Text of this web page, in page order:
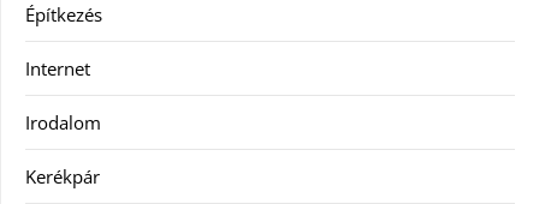
Építkezés
Internet
Irodalom
Kerékpár